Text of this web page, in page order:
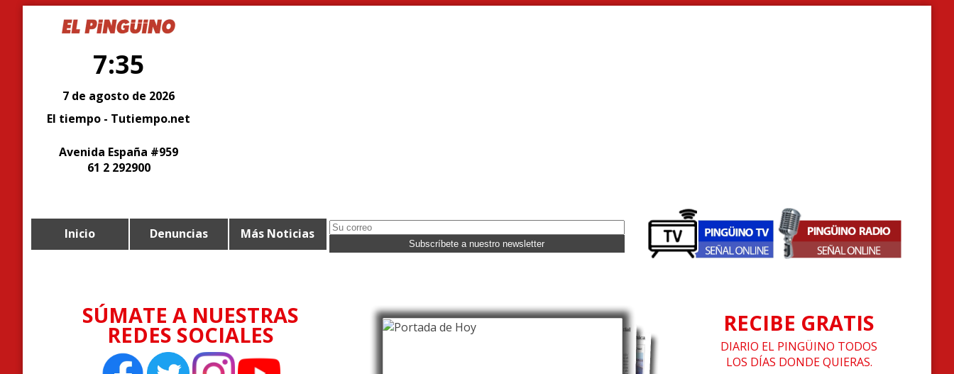
7:35
7 de agosto de 2026
El tiempo - Tutiempo.net
Avenida España #959
61 2 292900
Inicio Denuncias Más Noticias
SÚMATE A NUESTRAS
REDES SOCIALES RECIBE GRATIS
DIARIO EL PINGÜINO TODOS
LOS DÍAS DONDE QUIERAS.